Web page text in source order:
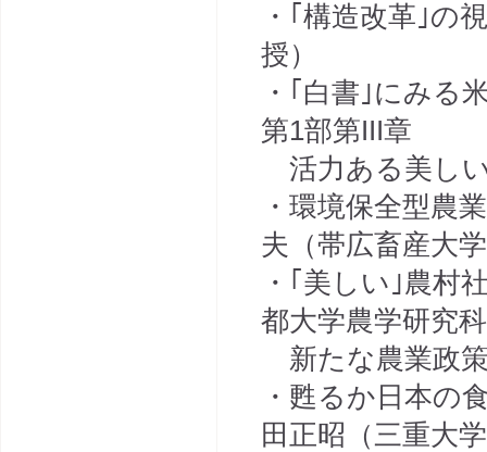
・｢構造改革｣の
授）
・｢白書｣にみる
第1部第III章
活力ある美し
・環境保全型農
夫（帯広畜産大
・｢美しい｣農
都大学農学研究
新たな農業政
・甦るか日本の
田正昭（三重大